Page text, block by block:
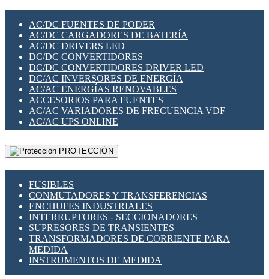
SWITCH Y MICROSWITCH
TARJETAS PI
UNIÓN Y DERIVACIÓN DE CABLE
PLACAS MODULARES IOT
SWITCHES Y REDES WIFI
SOLUCIONES IOT
SOLUCIONES LORAWAN
SOLUCIONES RED CELULAR
SEGURIDAD PARA REDES
SWITCHES LAN
TELEFONÍA IP (VOIP)
VIGILANCIA IP (CCTV)
MESHTASTIC
AC/DC FUENTES DE PODER
AC/DC CARGADORES DE BATERÍA
AC/DC DRIVERS LED
DC/DC CONVERTIDORES
DC/DC CONVERTIDORES DRIVER LED
DC/AC INVERSORES DE ENERGÍA
AC/AC ENERGÍAS RENOVABLES
ACCESORIOS PARA FUENTES
AC/AC VARIADORES DE FRECUENCIA VDF
AC/AC UPS ONLINE
PROTECCIÓN
FUSIBLES
CONMUTADORES Y TRANSFERENCIAS
ENCHUFES INDUSTRIALES
INTERRUPTORES - SECCIONADORES
SUPRESORES DE TRANSIENTES
TRANSFORMADORES DE CORRIENTE PARA
MEDIDA
INSTRUMENTOS DE MEDIDA